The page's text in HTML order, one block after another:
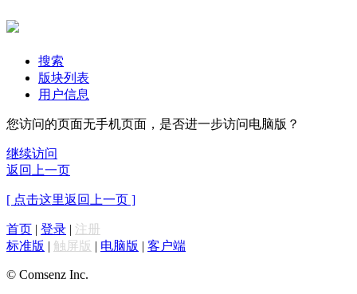
搜索
版块列表
用户信息
您访问的页面无手机页面，是否进一步访问电脑版？
继续访问
返回上一页
[ 点击这里返回上一页 ]
首页 | 登录 | 注册
标准版 | 触屏版 | 电脑版 | 客户端
© Comsenz Inc.